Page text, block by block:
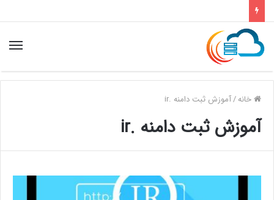
خانه/آموزش ثبت دامنه .ir
آموزش ثبت دامنه .ir